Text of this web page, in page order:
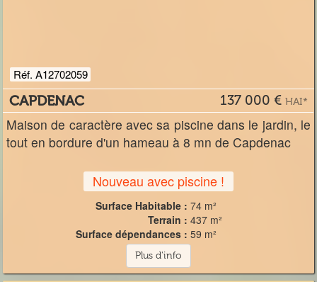
Réf. A12702059
CAPDENAC 137 000 € HAI*
Maison de caractère avec sa piscine dans le jardin, le
tout en bordure d'un hameau à 8 mn de Capdenac
Nouveau avec piscine !
Surface Habitable : 74 m²
Terrain : 437 m²
Surface dépendances : 59 m²
Plus d'info